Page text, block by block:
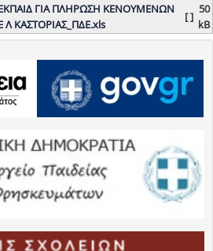
ΓΙΑ ΠΛΗΡΩΣΗ ΚΕΝΟΥΜΕΝΩΝ
ΚΑΣΤΟΡΙΑΣ_ΠΔΕ.xls
[ ]
50
kB